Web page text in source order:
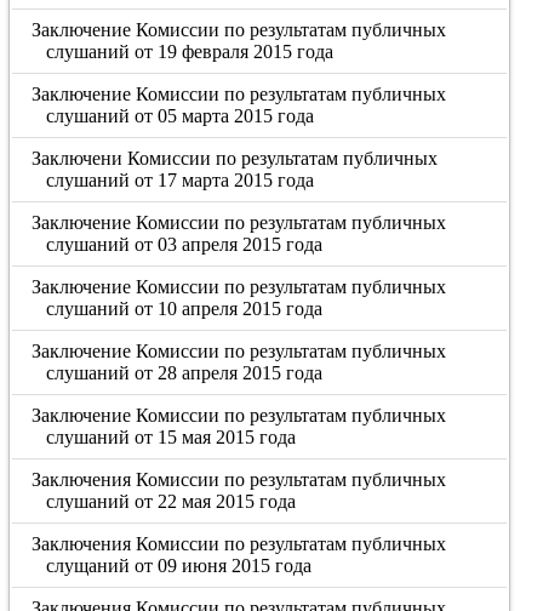
Заключение Комиссии по результатам публичных
слушаний от 19 февраля 2015 года
Заключение Комиссии по результатам публичных
слушаний от 05 марта 2015 года
Заключени Комиссии по результатам публичных
слушаний от 17 марта 2015 года
Заключение Комиссии по результатам публичных
слушаний от 03 апреля 2015 года
Заключение Комиссии по результатам публичных
слушаний от 10 апреля 2015 года
Заключение Комиссии по результатам публичных
слушаний от 28 апреля 2015 года
Заключение Комиссии по результатам публичных
слушаний от 15 мая 2015 года
Заключения Комиссии по результатам публичных
слушаний от 22 мая 2015 года
Заключения Комиссии по результатам публичных
слущаний от 09 июня 2015 года